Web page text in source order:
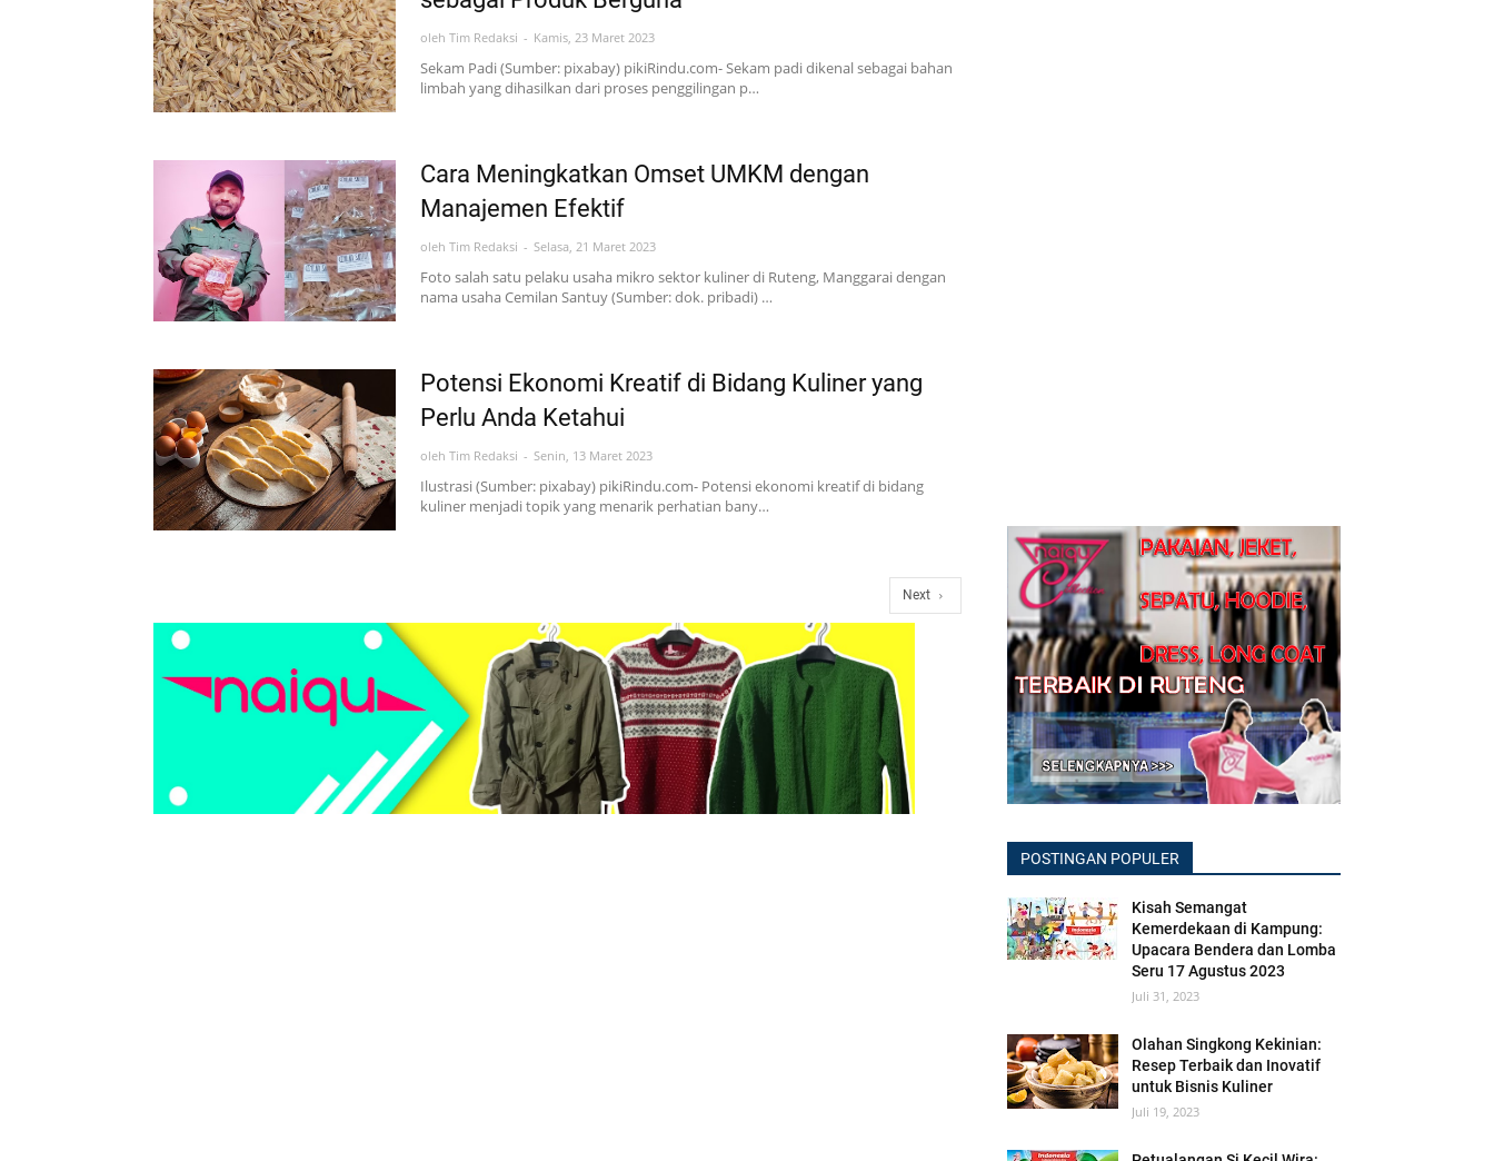
oleh Tim Redaksi Kamis, 23 Maret 2023
Sekam Padi (Sumber: pixabay) pikiRindu.com- Sekam padi dikenal sebagai bahan
limbah yang dihasilkan dari proses penggilingan p…
Cara Meningkatkan Omset UMKM dengan
Manajemen Efektif
oleh Tim Redaksi Selasa, 21 Maret 2023
Foto salah satu pelaku usaha mikro sektor kuliner di Ruteng, Manggarai dengan
nama usaha Cemilan Santuy (Sumber: dok. pribadi) …
Potensi Ekonomi Kreatif di Bidang Kuliner yang
Perlu Anda Ketahui
oleh Tim Redaksi Senin, 13 Maret 2023
Ilustrasi (Sumber: pixabay) pikiRindu.com- Potensi ekonomi kreatif di bidang
kuliner menjadi topik yang menarik perhatian bany…
Next
POSTINGAN POPULER
Kisah Semangat
Kemerdekaan di Kampung:
Upacara Bendera dan Lomba
Seru 17 Agustus 2023
Juli 31, 2023
Olahan Singkong Kekinian:
Resep Terbaik dan Inovatif
untuk Bisnis Kuliner
Juli 19, 2023